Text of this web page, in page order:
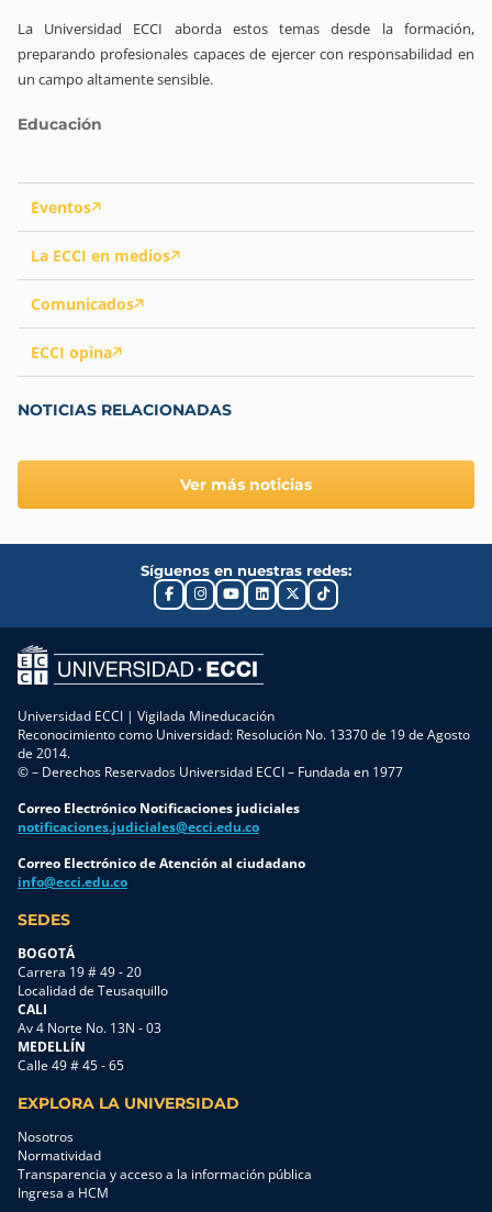
Eventos
La ECCI en medios
Comunicados
ECCI opina
NOTICIAS RELACIONADAS
Ver más noticias
La Universidad ECCI aborda estos temas desde la formación,
preparando profesionales capaces de ejercer con responsabilidad en
un campo altamente sensible.
Educación
Síguenos en nuestras redes:
Universidad ECCI | Vigilada Mineducación
Reconocimiento como Universidad: Resolución No. 13370 de 19 de Agosto
de 2014.
© – Derechos Reservados Universidad ECCI – Fundada en 1977
Correo Electrónico Notificaciones judiciales
notificaciones.judiciales@ecci.edu.co
Correo Electrónico de Atención al ciudadano
info@ecci.edu.co
SEDES
BOGOTÁ
Carrera 19 # 49 - 20
Localidad de Teusaquillo
CALI
Av 4 Norte No. 13N - 03
MEDELLÍN
Calle 49 # 45 - 65
EXPLORA LA UNIVERSIDAD
Nosotros
Normatividad
Transparencia y acceso a la información pública
Ingresa a HCM